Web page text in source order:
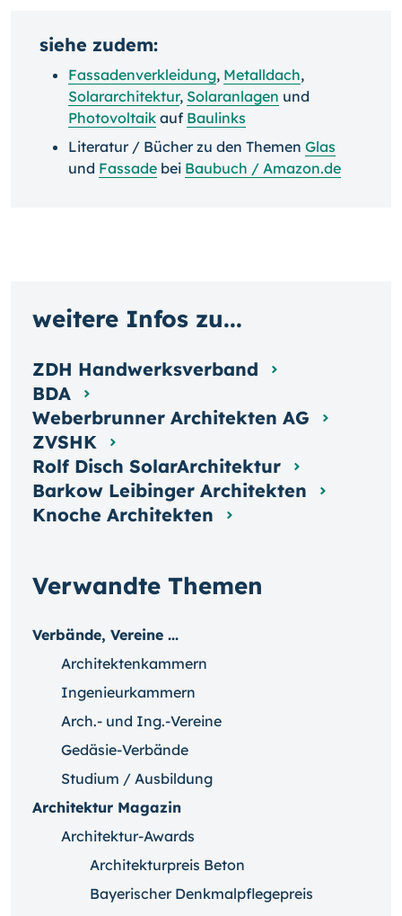
siehe zudem:
Fassadenverkleidung, Metalldach,
Solararchitektur, Solaranlagen und
Photovoltaik auf Baulinks
Literatur / Bücher zu den Themen Glas
und Fassade bei Baubuch / Amazon.de
Verwandte Themen
Verbände, Vereine ...
Architektenkammern
Ingenieurkammern
Arch.- und Ing.-Vereine
Gedäsie-Verbände
Studium / Ausbildung
Architektur Magazin
Architektur-Awards
Architekturpreis Beton
Bayerischer Denkmalpflegepreis
weitere Infos zu...
ZDH Handwerksverband
BDA
Weberbrunner Architekten AG
ZVSHK
Rolf Disch SolarArchitektur
Barkow Leibinger Architekten
Knoche Architekten